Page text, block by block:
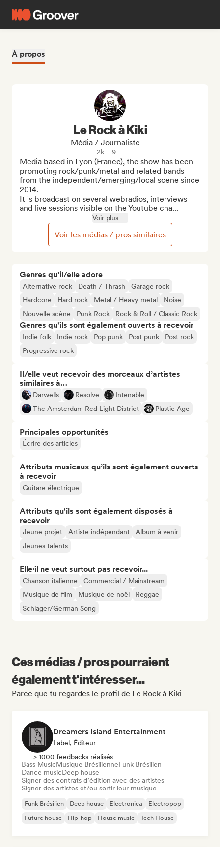
À propos
Genres qu’il/elle adore
Alternative rock Death / Thrash
Garage rock
Hardcore
Hard rock Metal / Heavy metal
Noise
Nouvelle scène
Punk Rock Rock & Roll / Classic Rock
Genres qu'ils sont également ouverts à recevoir
Indie folk Indie rock Pop punk Post punk
Post rock
Progressive rock
Il/elle veut recevoir des morceaux d’artistes
similaires à…
Darwells Resolve
Intenable
The Amsterdam Red Light District
Plastic Age
Principales opportunités
Écrire des articles
Attributs musicaux qu’ils sont également ouverts
à recevoir
Guitare électrique
Attributs qu'ils sont également disposés à
recevoir
Jeune projet Artiste indépendant
Album à venir
Jeunes talents
Elle·il ne veut surtout pas recevoir...
Chanson italienne
Commercial / Mainstream
Musique de film
Musique de noël
Reggae
Schlager/German Song
Le Rock à Kiki
Média / Journaliste
2k 9
Media based in Lyon (France), the show has been
promoting rock/punk/metal and related bands
from the independent/emerging/local scene since
2014.
It is broadcast on several webradios, interviews
and live sessions visible on the Youtube cha...
Voir plus
Voir les médias / pros similaires
Ces médias / pros pourraient
également t'intéresser...
Parce que tu regardes le profil de Le Rock à Kiki
Dreamers Island Entertainment
Label, Éditeur
> 1000 feedbacks réalisés
Bass MusicMusique BrésilienneFunk Brésilien
Dance musicDeep house
Signer des contrats d’édition avec des artistes
Signer des artistes et/ou sortir leur musique
Funk Brésilien Deep house Electronica
Electropop
Future house
Hip-hop House music Tech House